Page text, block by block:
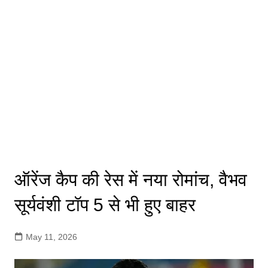
ऑरेंज कैप की रेस में नया रोमांच, वैभव
सूर्यवंशी टॉप 5 से भी हुए बाहर
May 11, 2026